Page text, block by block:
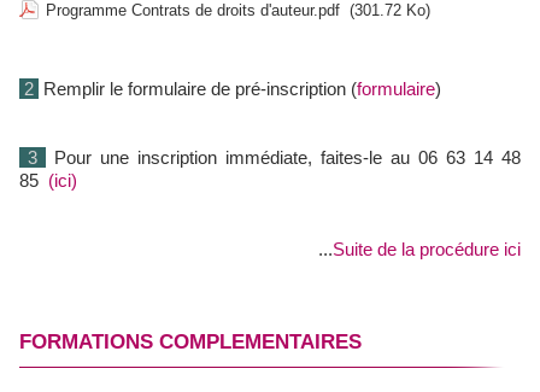
Programme Contrats de droits d'auteur.pdf (301.72 Ko)
2 Remplir le formulaire de pré-inscription (formulaire)
3
Pour une inscription immédiate, faites-le au 06 63 14 48
85 (ici)
...Suite de la procédure ici
FORMATIONS COMPLEMENTAIRES